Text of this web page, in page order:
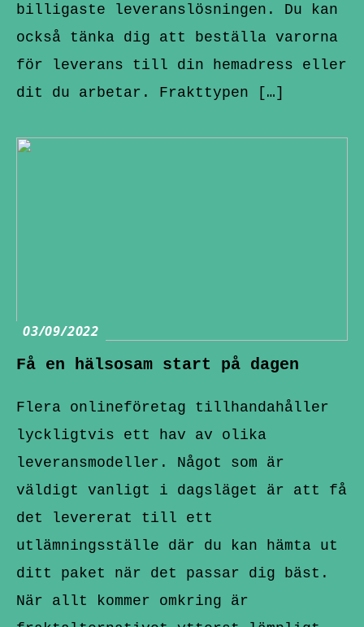
billigaste leveranslösningen. Du kan
också tänka dig att beställa varorna
för leverans till din hemadress eller
dit du arbetar. Frakttypen […]
03/09/2022
Få en hälsosam start på dagen
Flera onlineföretag tillhandahåller
lyckligtvis ett hav av olika
leveransmodeller. Något som är
väldigt vanligt i dagsläget är att få
det levererat till ett
utlämningsställe där du kan hämta ut
ditt paket när det passar dig bäst.
När allt kommer omkring är